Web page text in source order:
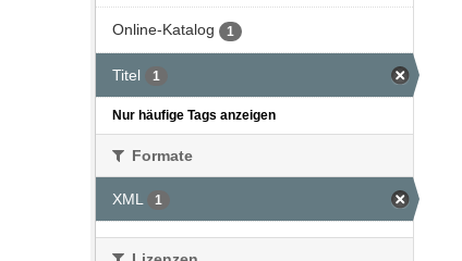
Online-Katalog 1
Titel 1
Nur häufige Tags anzeigen
Formate
XML 1